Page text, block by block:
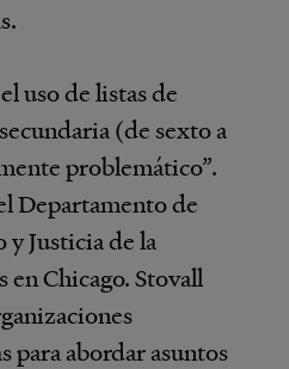
uso de listas de
(de sexto a
problemático”.
Departamento de
Justicia de la
Chicago. Stovall
para abordar asuntos